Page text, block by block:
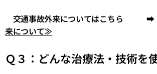
交通事故外来についてはこち
来について≫
Ｑ３：どんな治療法・技術を